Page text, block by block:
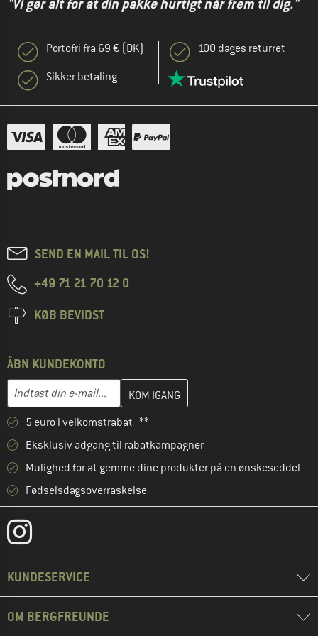
"Vi gør alt for at din pakke hurtigt når frem til dig."
Portofri fra 69 € (DK)
Sikker betaling
100 dages returret
SEND EN MAIL TIL OS!
+49 71 21 70 12 0
KØB BEVIDST
ÅBN KUNDEKONTO
E-mail-adresse
Indtast din e-mailadresse her, og opret i næste trin din
5 euro i velkomstrabat **
Eksklusiv adgang til rabatkampagner
Mulighed for at gemme dine produkter på en ønskeseddel
Fødselsdagsoverraskelse
KUNDESERVICE
OM BERGFREUNDE